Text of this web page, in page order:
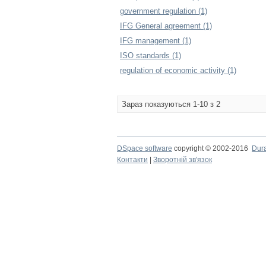
government regulation (1)
IFG General agreement (1)
IFG management (1)
ISO standards (1)
regulation of economic activity (1)
Зараз показуються 1-10 з 2
DSpace software copyright © 2002-2016
Контакти
Зворотній зв'язок